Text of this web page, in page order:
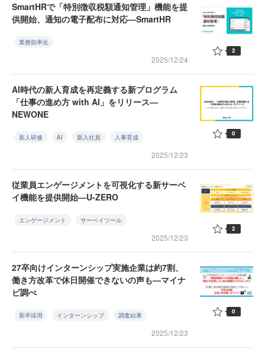
SmartHRで「特別徴収税額通知管理」機能を提
供開始、通知の電子配布に対応—SmartHR
業務効率化
2025/12/24
2
AI時代の新人育成を再定義する新プログラム
「仕事の進め方 with AI」をリリース—
NEWONE
新人研修 AI 新入社員 人事育成
2025/12/23
0
従業員エンゲージメントを可視化する新サーベ
イ機能を提供開始—U-ZERO
エンゲージメント サーベイツール
2025/12/23
2
27卒向けインターンシップ実施企業は約7割、
働き方改革で休日開催できないの声も—マイナ
ビ調べ
新卒採用 インターンシップ 調査結果
2025/12/23
0